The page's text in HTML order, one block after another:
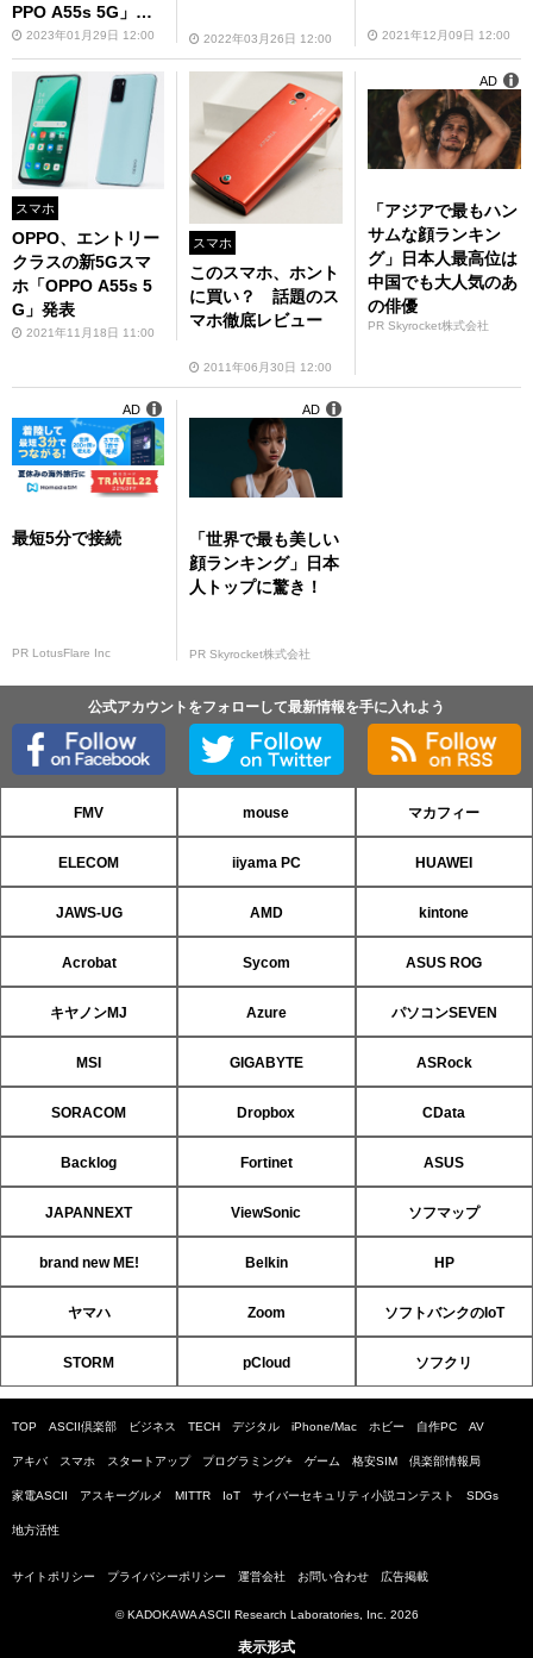
PPO A55s 5G」は
どちらがいい？
2023年01月29日 12:00 2022年03月26日 12:00 2021年12月09日 12:00
スマホ
OPPO、エントリー
クラスの新5Gスマ
ホ「OPPO A55s 5
G」発表
2021年11月18日 11:00
スマホ
このスマホ、ホント
に買い？ 話題のス
マホ徹底レビュー
2011年06月30日 12:00
「アジアで最もハン
サムな顔ランキン
グ」日本人最高位は
中国でも大人気のあ
の俳優
PR Skyrocket株式会社
AD
最短5分で接続
PR LotusFlare Inc
AD
「世界で最も美しい
顔ランキング」日本
人トップに驚き！
PR Skyrocket株式会社
AD
公式アカウントをフォローして最新情報を手に入れよう
FMV mouse マカフィー
ELECOM iiyama PC HUAWEI
JAWS-UG AMD kintone
Acrobat Sycom ASUS ROG
キヤノンMJ Azure パソコンSEVEN
MSI GIGABYTE ASRock
SORACOM Dropbox CData
Backlog Fortinet ASUS
JAPANNEXT ViewSonic ソフマップ
brand new ME! Belkin HP
ヤマハ Zoom ソフトバンクのIoT
STORM pCloud ソフクリ
TOP ASCII倶楽部 ビジネス TECH デジタル iPhone/Mac ホビー 自作PC AV
アキバ スマホ スタートアップ プログラミング+ ゲーム 格安SIM 倶楽部情報局
家電ASCII アスキーグルメ MITTR IoT サイバーセキュリティ小説コンテスト SDGs
地方活性
サイトポリシー プライバシーポリシー 運営会社 お問い合わせ 広告掲載
© KADOKAWA ASCII Research Laboratories, Inc. 2026
表示形式